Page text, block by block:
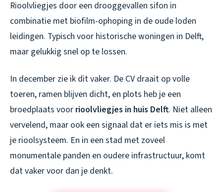
Rioolvliegjes door een drooggevallen sifon in
combinatie met biofilm-ophoping in de oude loden
leidingen. Typisch voor historische woningen in Delft,
maar gelukkig snel op te lossen.
In december zie ik dit vaker. De CV draait op volle
toeren, ramen blijven dicht, en plots heb je een
broedplaats voor rioolvliegjes in huis Delft. Niet alleen
vervelend, maar ook een signaal dat er iets mis is met
je rioolsysteem. En in een stad met zoveel
monumentale panden en oudere infrastructuur, komt
dat vaker voor dan je denkt.